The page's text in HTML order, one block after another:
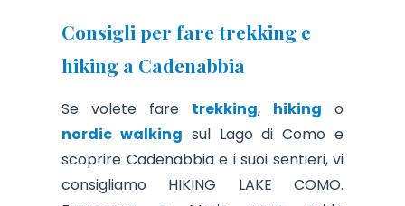
Consigli per fare trekking e
hiking a Cadenabbia
Se volete fare trekking, hiking o
nordic walking sul Lago di Como e
scoprire Cadenabbia e i suoi sentieri, vi
consigliamo HIKING LAKE COMO.